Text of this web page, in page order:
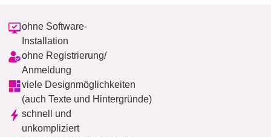
ohne Software-
Installation
ohne Registrierung/
Anmeldung
viele Designmöglichkeiten
(auch Texte und Hintergründe)
schnell und
unkompliziert